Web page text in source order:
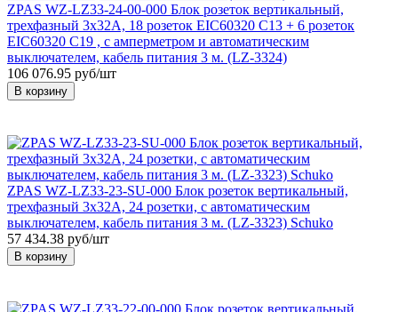
ZPAS WZ-LZ33-24-00-000 Блок розеток вертикальный,
трехфазный 3x32A, 18 розеток EIC60320 С13 + 6 розеток
EIC60320 С19 , с амперметром и автоматическим
выключателем, кабель питания 3 м. (LZ-3324)
106 076.95 руб/шт
В корзину
ZPAS WZ-LZ33-23-SU-000 Блок розеток вертикальный,
трехфазный 3x32A, 24 розетки, с автоматическим
выключателем, кабель питания 3 м. (LZ-3323) Schuko
57 434.38 руб/шт
В корзину